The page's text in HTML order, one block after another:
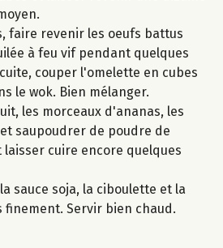
faire revenir les oeufs battus
à feu vif pendant quelques
couper l'omelette en cubes
le wok. Bien mélanger.
les morceaux d'ananas, les
saupoudrer de poudre de
laisser cuire encore quelques
sauce soja, la ciboulette et la
finement. Servir bien chaud.